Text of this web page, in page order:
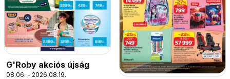
G'Roby akciós újság
08.06. - 2026.08.19.